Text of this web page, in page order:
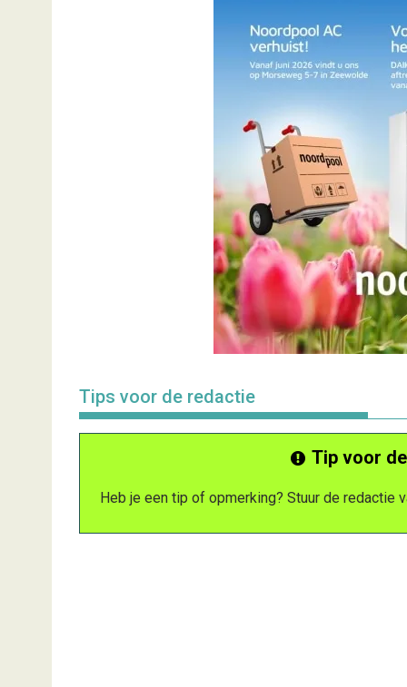
Tips voor de redactie
Tip voor
Heb je een tip of opmerking? Stuur de redactie